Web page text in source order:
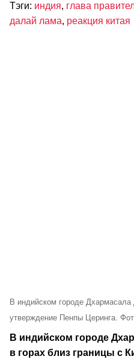
Тэги: индия, глава
далай лама, реакция китая
В индийском городе
утверждение Пенпы Церинга.
В индийском городе
в горах близ границы с